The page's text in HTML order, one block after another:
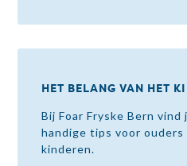
HET BELANG VAN HET
Bij Foar Fryske Bern vind
handige tips voor ouders
kinderen.